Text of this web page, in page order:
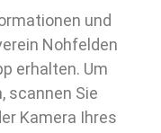
und
Nohfelden
erhalten. Um
scannen Sie
Kamera Ihres